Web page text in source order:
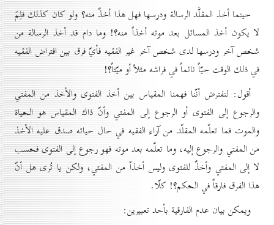
حينما أخذ المقلَّد الرسالة ودرسها فهل هذا أخذٌ منه؟ ولو كان كذلك فلِمَ
لا يكون أخذ المسائل بعد موته أخذاً منه؟! وما دام قد أخذ الرسالة من
شخص آخر ودرسها لدى شخص آخر غير الفقيه فأيّ فرق بين افتراض الفقيه
في ذلك الوقت حيّاً نائماً في فراشه مثلاً أو ميّتاً؟!
أقول: لنفترض أنّنا فهمنا المقياس بين أخذ الفتوى والأخذ من المفتي
والرجوع إلى الفتوى أو الرجوع إلى المفتي وأنّ ذاك المقياس هو الحياة
والموت فما تعلّمه المقلّد من آراء الفقيه في حال حياته صدق عليه الأخذ
من المفتي والرجوع إليه، وما تعلّمه بعد موته فهو رجوع إلى الفتوى فحسب
لا إلى المفتي وأخذٌ للفتوى وليس أخذاً من المفتي، ولكن يا تُرى هل أنّ
هذا الفرق فارقاً في الحكم؟! كلّا.
ويمكن بيان عدم الفارقية بأحد تعبيرين: